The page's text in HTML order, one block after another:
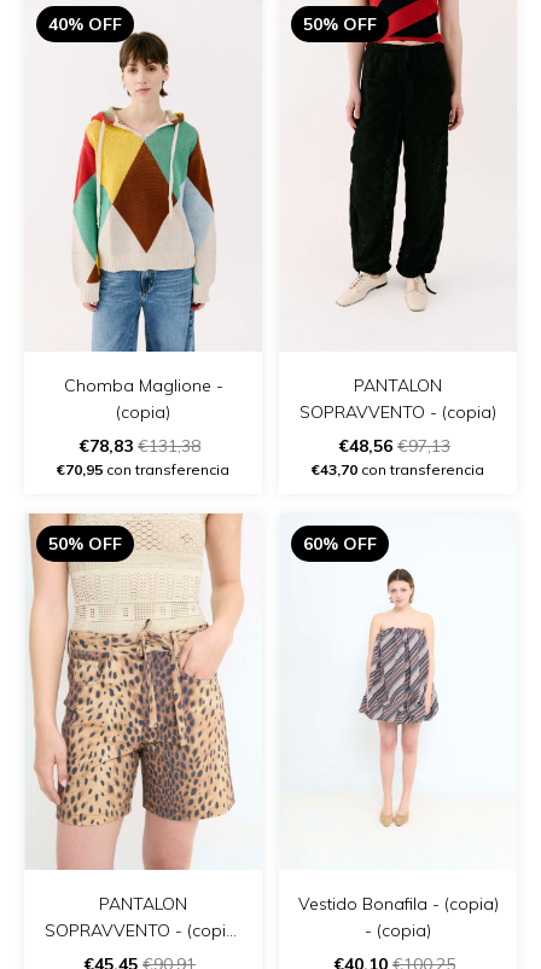
40% OFF
Chomba Maglione -
(copia)
€78,83 €131,38
€70,95 con transferencia
50% OFF
PANTALON
SOPRAVVENTO - (copia)
€48,56 €97,13
€43,70 con transferencia
50% OFF
PANTALON
SOPRAVVENTO - (copia)
- (copia) - (copia)
€45,45 €90,91
60% OFF
Vestido Bonafila - (copia)
- (copia)
€40,10 €100,25